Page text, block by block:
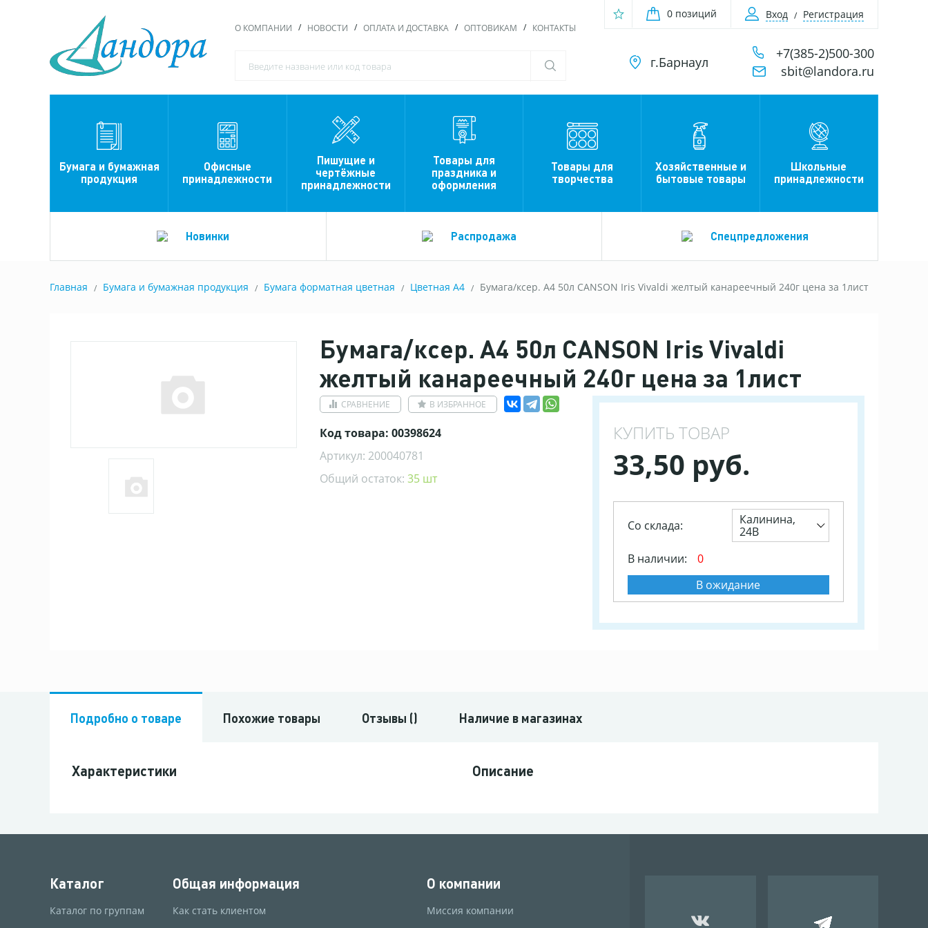
О КОМПАНИИ НОВОСТИ ОПЛАТА И ДОСТАВКА ОПТОВИКАМ КОНТАКТЫ
0 позиций Вход Регистрация
г.Барнаул
+7(385-2)500-300
sbit@landora.ru
Бумага и бумажная
продукция
Офисные
принадлежности
Пишущие и
чертёжные
принадлежности
Товары для
праздника и
оформления
Товары для
творчества
Хозяйственные и
бытовые товары
Школьные
принадлежности
Новинки Распродажа Спецпредложения
Главная Бумага и бумажная продукция Бумага форматная цветная Цветная A4 Бумага/ксер. А4 50л CANSON Iris Vivaldi желтый канареечный 240г цена за 1лист
Бумага/ксер. А4 50л CANSON Iris Vivaldi
желтый канареечный 240г цена за 1лист
СРАВНЕНИЕ В ИЗБРАННОЕ
Код товара: 00398624
Артикул: 200040781
Общий остаток:35 шт
КУПИТЬ ТОВАР
33,50 руб.
Со склада:
Калинина,
24В
В наличии:
0
В ожидание
Подробно о товаре Похожие товары Отзывы () Наличие в магазинах
Характеристики Описание
Каталог
Каталог по группам
Общая информация
Как стать клиентом
О компании
Миссия компании